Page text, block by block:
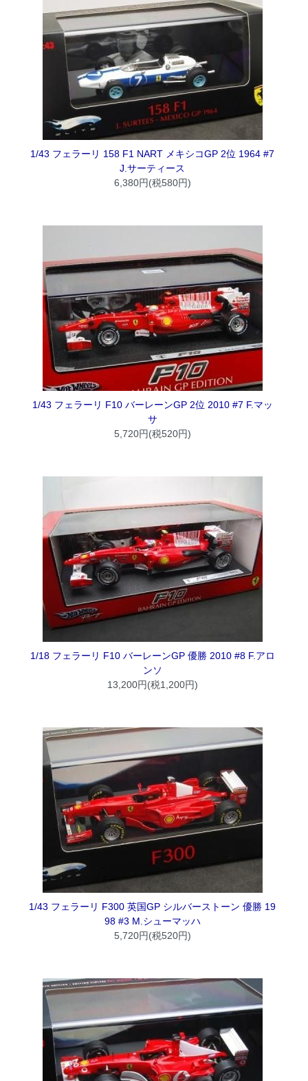
1/43 フェラーリ 158 F1 NART メキシコGP 2位 1964 #7
J.サーティース
6,380円(税580円)
1/43 フェラーリ F10 バーレーンGP 2位 2010 #7 F.マッ
サ
5,720円(税520円)
1/18 フェラーリ F10 バーレーンGP 優勝 2010 #8 F.アロ
ンソ
13,200円(税1,200円)
1/43 フェラーリ F300 英国GP シルバーストーン 優勝 19
98 #3 M.シューマッハ
5,720円(税520円)